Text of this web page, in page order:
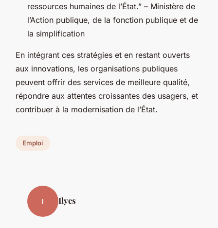
ressources humaines de l’État.” – Ministère de
l’Action publique, de la fonction publique et de
la simplification
En intégrant ces stratégies et en restant ouverts
aux innovations, les organisations publiques
peuvent offrir des services de meilleure qualité,
répondre aux attentes croissantes des usagers, et
contribuer à la modernisation de l’État.
Emploi
I Ilyes